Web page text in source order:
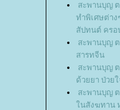
สะพานบุญ ต
ทำพิเศษต่าง
สัปทนต์ ครอ
สะพานบุญ
สารทจีน
สะพานบุญ ต
ด้วยยา ป่วย
สะพานบุญ
นสังฆทาน ห